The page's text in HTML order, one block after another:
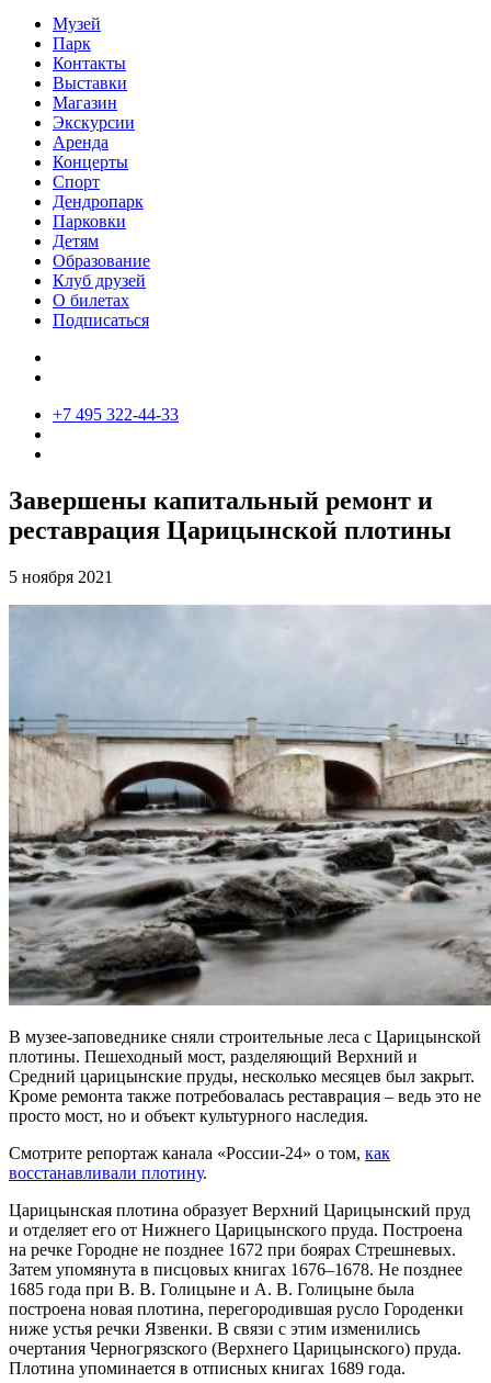
Музей
Парк
Контакты
Выставки
Магазин
Экскурсии
Аренда
Концерты
Спорт
Дендропарк
Парковки
Детям
Образование
Клуб друзей
О билетах
Подписаться
+7 495 322-44-33
Завершены капитальный ремонт и
реставрация Царицынской плотины
5 ноября 2021
В музее-заповеднике сняли строительные леса с Царицынской
плотины. Пешеходный мост, разделяющий Верхний и
Средний царицынские пруды, несколько месяцев был закрыт.
Кроме ремонта также потребовалась реставрация – ведь это не
просто мост, но и объект культурного наследия.
Смотрите репортаж канала «России-24» о том, как
восстанавливали плотину.
Царицынская плотина образует Верхний Царицынский пруд
и отделяет его от Нижнего Царицынского пруда. Построена
на речке Городне не позднее 1672 при боярах Стрешневых.
Затем упомянута в писцовых книгах 1676–1678. Не позднее
1685 года при В. В. Голицыне и А. В. Голицыне была
построена новая плотина, перегородившая русло Городенки
ниже устья речки Язвенки. В связи с этим изменились
очертания Черногрязского (Верхнего Царицынского) пруда.
Плотина упоминается в отписных книгах 1689 года.